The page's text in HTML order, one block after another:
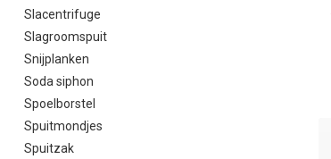
Slacentrifuge
Slagroomspuit
Snijplanken
Soda siphon
Spoelborstel
Spuitmondjes
Spuitzak